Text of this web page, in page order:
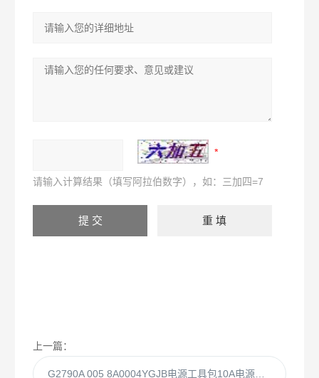
请输入计算结果（填写阿拉伯数字），如：三加四=7
上一篇：